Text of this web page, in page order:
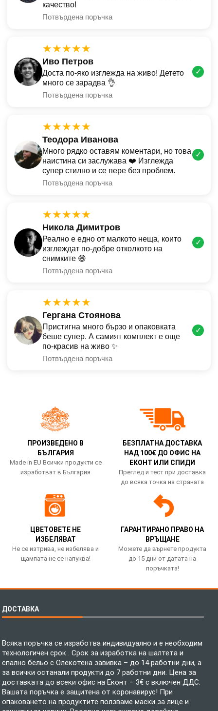
качество!
Потвърдена поръчка
★★★★★
Иво Петров
Доста по-яко изглежда на живо! Детето
много се зарадва 👌
Потвърдена поръчка
✓
★★★★★
Теодора Иванова
Много рядко оставям коментари, но това
наистина си заслужава ❤️ Изглежда
супер стилно и се пере без проблем.
Потвърдена поръчка
✓
★★★★★
Никола Димитров
Реално е едно от малкото неща, които
изглеждат по-добре отколкото на
снимките 😄
Потвърдена поръчка
✓
★★★★★
Гергана Стоянова
Пристигна много бързо и опаковката
беше супер. А самият комплект е още
по-красив на живо ✨
Потвърдена поръчка
✓
ПРОИЗВЕДЕНО В
БЪЛГАРИЯ
Made in EU Всички продукти се
изработват в България
БЕЗПЛАТНА ДОСТАВКА
НАД 100€ ДО ОФИС НА
ЕКОНТ ИЛИ СПИДИ
Преглед и тест при доставка
до всяка точка на страната
ЦВЕТОВЕТЕ НЕ
ИЗБЕЛЯВАТ
Не се изтрива, не избелява и
щампата не се напуква!
ГАРАНТИРАНО ПРАВО НА
ВРЪЩАНЕ
Можете да върнете продукта
до 15 дни от датата на
поръчката!
ДОСТАВКА
Всяка поръчка се изработва индивидуално и е необходим
технологичен срок . Срок за изработка на шалтета и
спално бельо с Олекотена завивка – до 14 работни дни, а
за всички останали продукти до 7 работни дни. Цена за
доставката до всеки офис на Еконт – 3€ с включен ДДС.
Вашата поръчка е защитена от коронавирус! При
опаковането на продуктите ползваме маски за лице и